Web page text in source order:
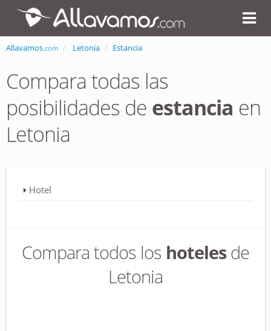
Allavamos.com Letonia Estancia
Compara todas las
posibilidades de estancia en
Letonia
Hotel
Compara todos los hotelesde
Letonia